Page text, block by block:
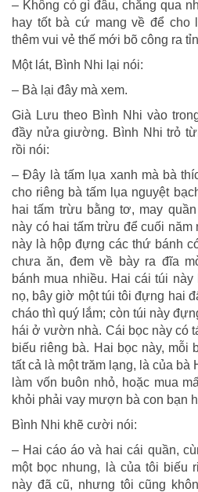
– Không có gì đâu, chẳng qua
hay tốt bà cứ mang về để cho
thêm vui vẻ thế mới bõ công ra
Một lát, Bình Nhi lại nói:
– Bà lại đây mà xem.
Già Lưu theo Bình Nhi vào
đầy nửa giường. Bình Nhi trỏ
rồi nói:
– Đây là tấm lụa xanh mà bà
cho riêng bà tấm lụa nguyệt
hai tấm trừu bằng tơ, may
này có hai tấm trừu để cuối năm
này là hộp đựng các thứ bánh
chưa ăn, đem về bày ra đĩa
bánh mua nhiều. Hai cái túi
nọ, bây giờ một túi tôi đựng hai
cháo thì quý lắm; còn túi này
hái ở vườn nhà. Cái bọc này có
biếu riêng bà. Hai bọc này, mỗi
tất cả là một trăm lạng, là của bà
làm vốn buôn nhỏ, hoặc mua
khỏi phải vay mượn bà con bạn
Bình Nhi khẽ cười nói:
– Hai cáo áo và hai cái quần,
một bọc nhung, là của tôi biếu
này đã cũ, nhưng tôi cũng